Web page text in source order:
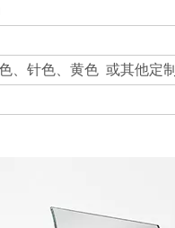
、针色、黄色 或其他定